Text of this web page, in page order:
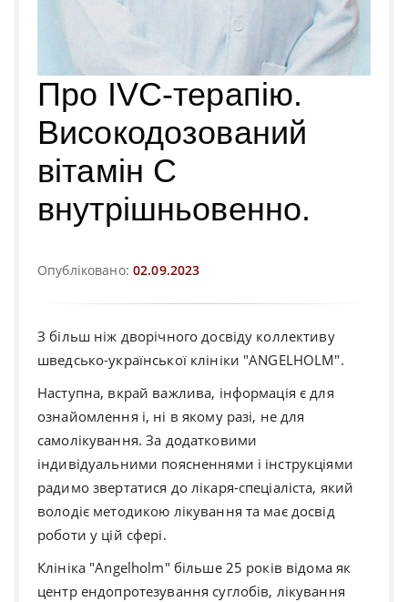
Про IVC-терапію.
Високодозований
вітамін С
внутрішньовенно.
Опубліковано: 02.09.2023
З більш ніж дворічного досвіду коллективу
шведсько-української клініки "ANGELHOLM".
Наступна, вкрай важлива, інформація є для
ознайомлення і, ні в якому разі, не для
самолікування. За додатковими
індивідуальними поясненнями і інструкціями
радимо звертатися до лікаря-спеціаліста, який
володіє методикою лікування та має досвід
роботи у цій сфері.
Клініка "Angelholm" більше 25 років відома як
центр ендопротезування суглобів, лікування